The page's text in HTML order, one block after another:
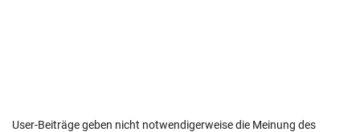
User-Beiträge geben nicht notwendigerweise die Meinung des